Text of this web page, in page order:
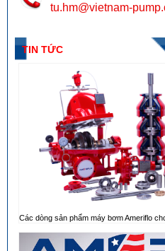
tu.hm@vietnam-
TIN TỨC
Các dòng sản phẩm máy bơm Ameriflo